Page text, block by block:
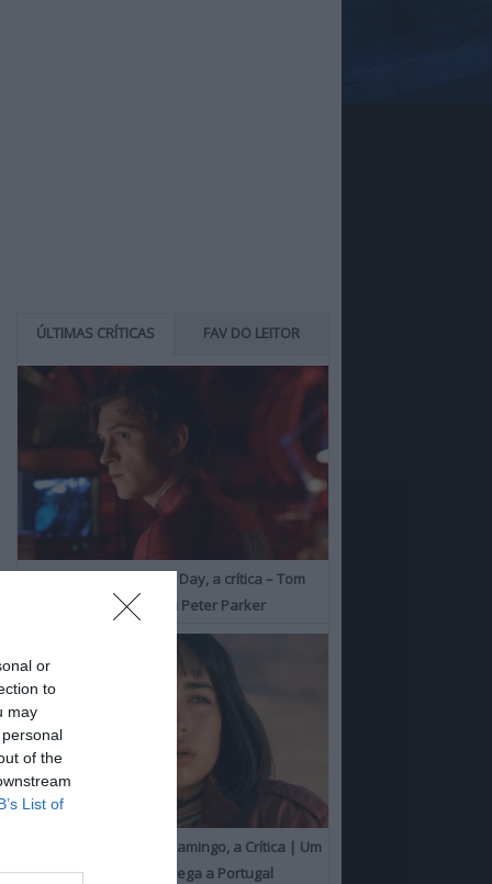
or
to
may
of the
List of
ÚLTIMAS CRÍTICAS FAV DO LEITOR
Spider-Man: Brand New Day, a crítica – Tom
Holland consolida o seu Peter Parker
O Misterioso Olhar do Flamingo, a Crítica | Um
Campeão de Cannes chega a Portugal